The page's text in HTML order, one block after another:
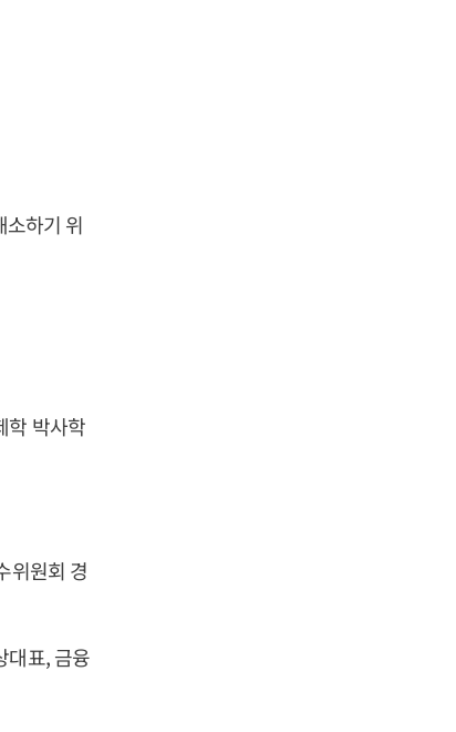
하기 위
학 박사학
위원회 경
대표, 금융